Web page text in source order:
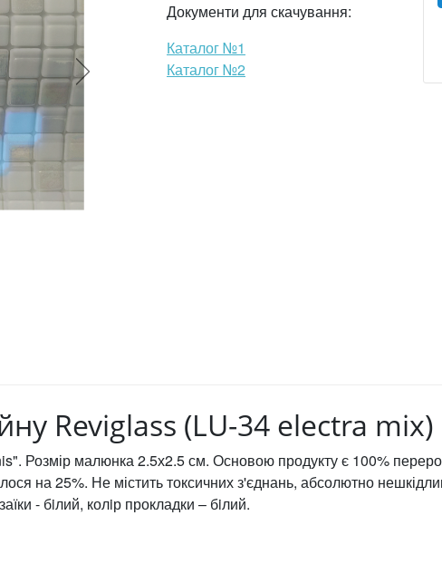
Документи для скачування:
Каталог №1
Каталог №2
Reviglass (LU-34 electra mix)
Розмір малюнка 2.5х2.5 см. Основою продукту є 100%
на 25%. Не містить токсичних з'єднань, абсолютно
- бiлий, колiр прокладки – бiлий.